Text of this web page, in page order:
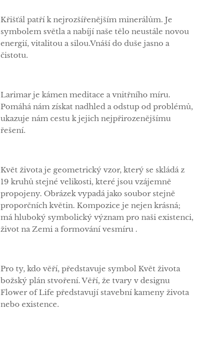
Křišťál patří k nejrozšířenějším minerálům. Je
symbolem světla a nabíjí naše tělo neustále novou
energií, vitalitou a silou.Vnáší do duše jasno a
čistotu.
Larimar je kámen meditace a vnitřního míru.
Pomáhá nám získat nadhled a odstup od problémů,
ukazuje nám cestu k jejich nejpřirozenějšímu
řešení.
Květ života je geometrický vzor, ​​který se skládá z
19 kruhů stejné velikosti, které jsou vzájemně
propojeny. Obrázek vypadá jako soubor stejně
proporčních květin. Kompozice je nejen krásná;
má hluboký symbolický význam pro naši existenci,
život na Zemi a formování vesmíru .
Pro ty, kdo věří, představuje symbol Květ života
božský plán stvoření. Věří, že tvary v designu
Flower of Life představují stavební kameny života
nebo existence.